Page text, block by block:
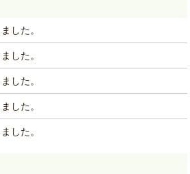
した。
した。
した。
した。
した。